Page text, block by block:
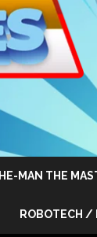
HE-MAN THE
ROBOTECH /